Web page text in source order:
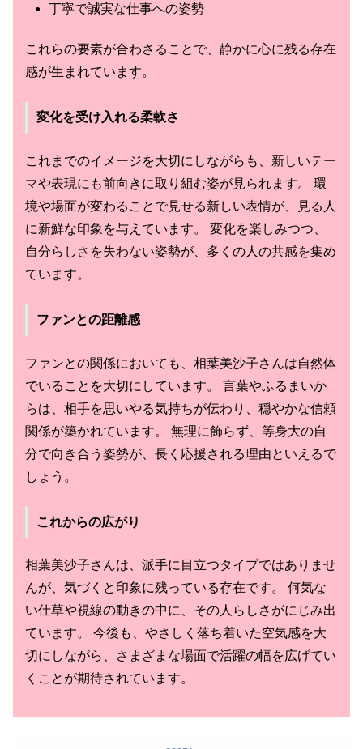
丁寧で誠実な仕事への姿勢
これらの要素が合わさることで、静かに心に残る存在
感が生まれています。
変化を受け入れる柔軟さ
これまでのイメージを大切にしながらも、新しいテー
マや表現にも前向きに取り組む姿が見られます。 環
境や場面が変わることで見せる新しい表情が、見る人
に新鮮な印象を与えています。 変化を楽しみつつ、
自分らしさを失わない姿勢が、多くの人の共感を集め
ています。
ファンとの距離感
ファンとの関係においても、相葉美沙子さんは自然体
でいることを大切にしています。 言葉やふるまいか
らは、相手を思いやる気持ちが伝わり、穏やかな信頼
関係が築かれています。 無理に飾らず、等身大の自
分で向き合う姿勢が、長く応援される理由といえるで
しょう。
これからの広がり
相葉美沙子さんは、派手に目立つタイプではありませ
んが、気づくと印象に残っている存在です。 何気な
い仕草や視線の動きの中に、その人らしさがにじみ出
ています。 今後も、やさしく落ち着いた空気感を大
切にしながら、さまざまな場面で活躍の幅を広げてい
くことが期待されています。